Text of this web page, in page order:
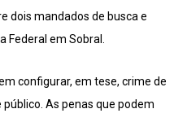
dois mandados de busca e
Federal em Sobral.
configurar, em tese, crime de
As penas que podem